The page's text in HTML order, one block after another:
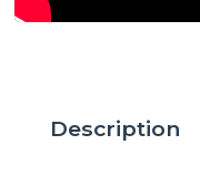
Description